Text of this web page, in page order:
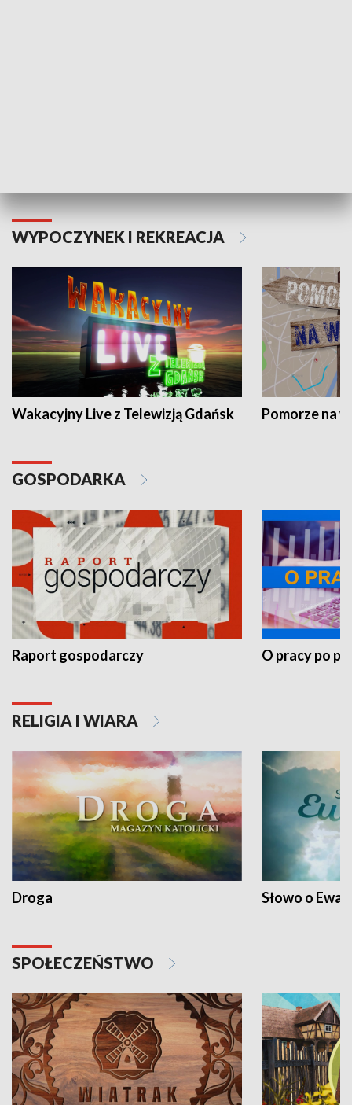
WYPOCZYNEK I REKREACJA
Wakacyjny Live z Telewizją Gdańsk Pomorze na
GOSPODARKA
Raport gospodarczy O pracy po
RELIGIA I WIARA
Droga Słowo o
SPOŁECZEŃSTWO